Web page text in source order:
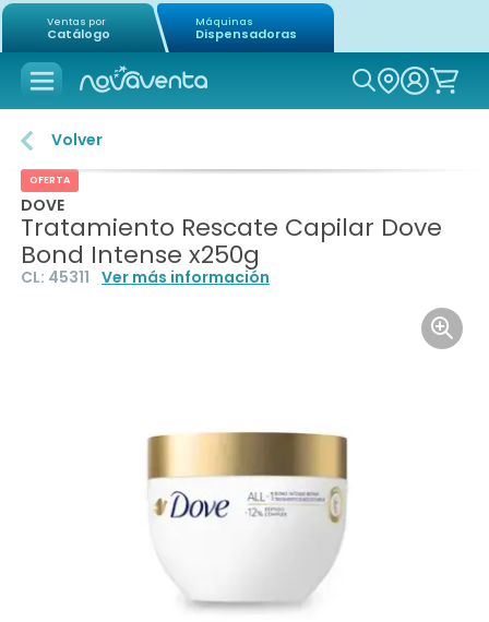
Ventas por
Catálogo
Máquinas
Dispensadoras
Icon of
Volver
OFERTA
DOVE
Tratamiento Rescate Capilar Dove
Bond Intense x250g
CL: 45311 Ver más información
Icon